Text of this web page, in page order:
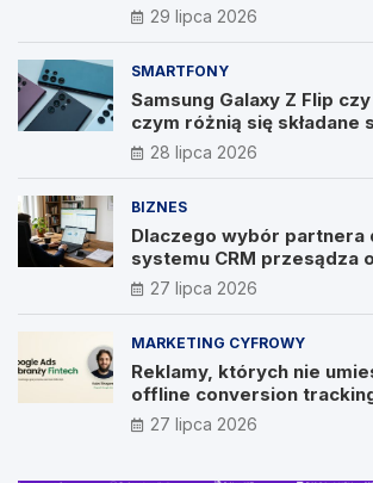
29 lipca 2026
SMARTFONY
Samsung Galaxy Z Flip
czym różnią się składane
28 lipca 2026
BIZNES
Dlaczego wybór partnera
systemu CRM przesądza
Wywiad z Pawłem
Vision
27 lipca 2026
MARKETING CYFROWY
Reklamy, których nie
offline conversion
27 lipca 2026